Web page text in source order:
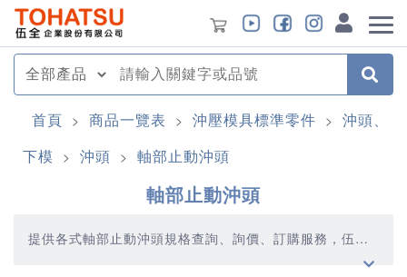
首頁 > 商品一覽表 > 沖壓模具標準零件 > 沖頭、
下模
> 沖頭 > 軸部止動沖頭
軸部止動沖頭
提供各式軸部止動沖頭規格查詢、詢價、訂購服務，伍全
企業深耕模具產業多年，秉持著優質品質、合理價格、多